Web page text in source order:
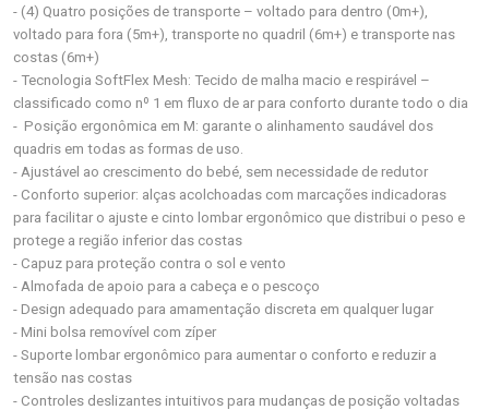
- (4) Quatro posições de transporte – voltado para dentro (0m+),
voltado para fora (5m+), transporte no quadril (6m+) e transporte nas
costas (6m+)
- Tecnologia SoftFlex Mesh: Tecido de malha macio e respirável –
classificado como nº 1 em fluxo de ar para conforto durante todo o dia
- Posição ergonômica em M: garante o alinhamento saudável dos
quadris em todas as formas de uso.
- Ajustável ao crescimento do bebé, sem necessidade de redutor
- Conforto superior: alças acolchoadas com marcações indicadoras
para facilitar o ajuste e cinto lombar ergonômico que distribui o peso e
protege a região inferior das costas
- Capuz para proteção contra o sol e vento
- Almofada de apoio para a cabeça e o pescoço
- Design adequado para amamentação discreta em qualquer lugar
- Mini bolsa removível com zíper
- Suporte lombar ergonômico para aumentar o conforto e reduzir a
tensão nas costas
- Controles deslizantes intuitivos para mudanças de posição voltadas